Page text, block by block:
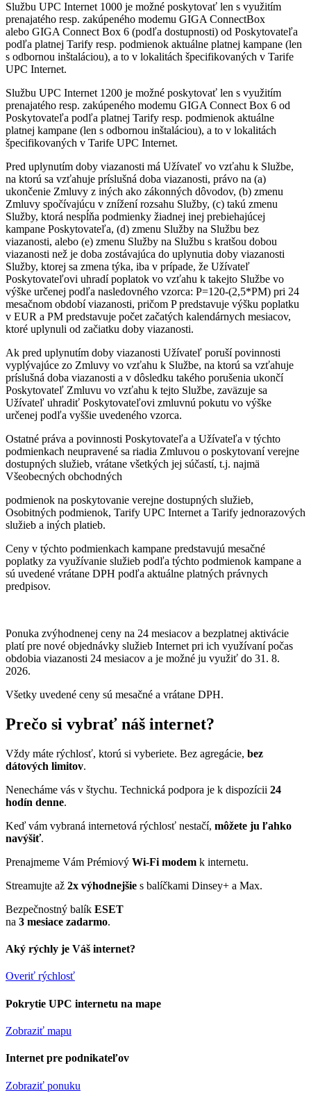
Službu UPC Internet 1000 je možné poskytovať len s využitím
prenajatého resp. zakúpeného modemu GIGA ConnectBox
alebo GIGA Connect Box 6 (podľa dostupnosti) od Poskytovateľa
podľa platnej Tarify resp. podmienok aktuálne platnej kampane (len
s odbornou inštaláciou), a to v lokalitách špecifikovaných v Tarife
UPC Internet.
Službu UPC Internet 1200 je možné poskytovať len s využitím
prenajatého resp. zakúpeného modemu GIGA Connect Box 6 od
Poskytovateľa podľa platnej Tarify resp. podmienok aktuálne
platnej kampane (len s odbornou inštaláciou), a to v lokalitách
špecifikovaných v Tarife UPC Internet.
Pred uplynutím doby viazanosti má Užívateľ vo vzťahu k Službe,
na ktorú sa vzťahuje príslušná doba viazanosti, právo na (a)
ukončenie Zmluvy z iných ako zákonných dôvodov, (b) zmenu
Zmluvy spočívajúcu v znížení rozsahu Služby, (c) takú zmenu
Služby, ktorá nespĺňa podmienky žiadnej inej prebiehajúcej
kampane Poskytovateľa, (d) zmenu Služby na Službu bez
viazanosti, alebo (e) zmenu Služby na Službu s kratšou dobou
viazanosti než je doba zostávajúca do uplynutia doby viazanosti
Služby, ktorej sa zmena týka, iba v prípade, že Užívateľ
Poskytovateľovi uhradí poplatok vo vzťahu k takejto Službe vo
výške určenej podľa nasledovného vzorca: P=120-(2,5*PM) pri 24
mesačnom období viazanosti, pričom P predstavuje výšku poplatku
v EUR a PM predstavuje počet začatých kalendárnych mesiacov,
ktoré uplynuli od začiatku doby viazanosti.
Ak pred uplynutím doby viazanosti Užívateľ poruší povinnosti
vyplývajúce zo Zmluvy vo vzťahu k Službe, na ktorú sa vzťahuje
príslušná doba viazanosti a v dôsledku takého porušenia ukončí
Poskytovateľ Zmluvu vo vzťahu k tejto Službe, zaväzuje sa
Užívateľ uhradiť Poskytovateľovi zmluvnú pokutu vo výške
určenej podľa vyššie uvedeného vzorca.
Ostatné práva a povinnosti Poskytovateľa a Užívateľa v týchto
podmienkach neupravené sa riadia Zmluvou o poskytovaní verejne
dostupných služieb, vrátane všetkých jej súčastí, t.j. najmä
Všeobecných obchodných
podmienok na poskytovanie verejne dostupných služieb,
Osobitných podmienok, Tarify UPC Internet a Tarify jednorazových
služieb a iných platieb.
Ceny v týchto podmienkach kampane predstavujú mesačné
poplatky za využívanie služieb podľa týchto podmienok kampane a
sú uvedené vrátane DPH podľa aktuálne platných právnych
predpisov.
Ponuka zvýhodnenej ceny na 24 mesiacov a bezplatnej aktivácie
platípre nové objednávky služieb Internet pri ich využívaní počas
obdobia viazanosti 24 mesiacov a je možné ju využiť do 31. 8.
2026.
Všetky uvedené ceny sú mesačné a vrátane DPH.
Prečo si vybrať náš internet?
Vždy máte rýchlosť, ktorú si vyberiete. Bez agregácie, bez
dátových limitov.
Nenecháme vás v štychu. Technická podpora je k dispozícii 24
hodín denne.
Keď vám vybraná internetová rýchlosť nestačí, môžete ju ľahko
navýšiť.
Prenajmeme Vám Prémiový Wi-Fi modem k internetu.
Streamujte až 2x výhodnejšie s balíčkami Dinsey+ a Max.
Bezpečnostný balík ESET
na 3 mesiace zadarmo.
Aký rýchly je Váš internet?
Overiť rýchlosť
Pokrytie UPC internetu na mape
Zobraziť mapu
Internet pre podnikateľov
Zobraziť ponuku